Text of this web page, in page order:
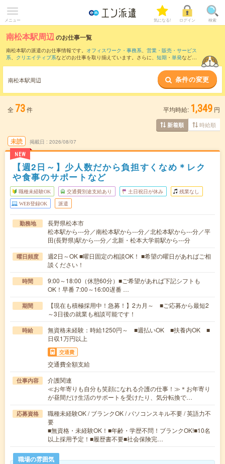
メニュー 気になる! ログイン 検索
南松本駅周辺のお仕事一覧
南松本駅の派遣のお仕事情報です。 オフィスワーク・事務系、 営業・販売・サービス
系、 クリエイティブ系などのお仕事を取り揃えています。さらに、 短期 ・ 単発などの
また、松本駅・
など近隣駅のお仕事もご確
認いただけます。
南松本駅周辺 条件の変更
全 73件 平均時給: 1,349 円
新着順 時給順
未読
NEW
掲載日 2026/08/07
【週2日～】少人数だから負担すくなめ＊レク
や食事のサポートなど
職種未経験OK 交通費別途支給あり 土日祝日が休み 残業なし
WEB登録OK 派遣
勤務地
長野県松本市
松本駅から---分／南松本駅から---分／北松本駅から---分／平
田(長野県)駅から---分／北新・松本大学前駅から---分
曜日頻度
週2日～OK ■曜日固定の相談OK！ ■希望の曜日があればご相
談ください！
時間
9:00～18:00（休憩60分）■ご希望があれば下記シフトも
OK！早番 7:00～16:00遅番 …
期間
【現在も積極採用中！急募！】2カ月～ ■ご応募から最短2
～3日後の就業も相談可能です！
時給
無資格未経験：時給1250円～ ■週払いOK ■扶養内OK ■
日収1万円以上
交通費
交通費全額支給
仕事内容
介護関連
≪お年寄りも自分も笑顔になれる介護の仕事！≫＊お年寄り
が昼間だけ生活のサポートを受けたり、気分転換で…
応募資格
職種未経験OK / ブランクOK / パソコンスキル不要 / 英語力不
要
■無資格・未経験OK！■年齢・学歴不問！ブランクOK!■10名
以上採用予定！■履歴書不要■社会保険完…
職場の雰囲気